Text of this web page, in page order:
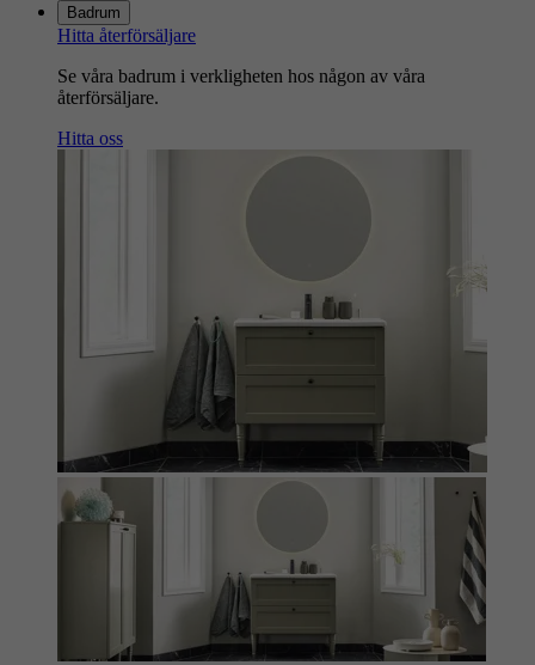
Badrum
Hitta återförsäljare
Se våra badrum i verkligheten hos någon av våra
återförsäljare.
Hitta oss